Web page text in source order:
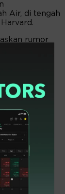
Air, di tengah
rumor
Yudhi
mengisi
ke-6 RI,